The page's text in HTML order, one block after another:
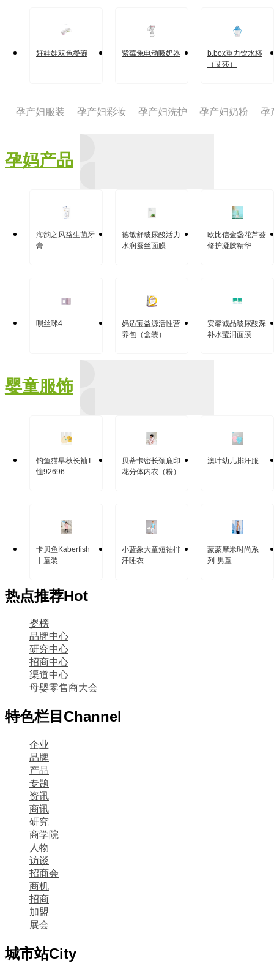
好娃娃双色餐碗 紫莓兔电动吸奶器
b.box重力饮水杯
（艾莎）
孕产妇服装 孕产妇彩妆 孕产妇洗护 孕产妇奶粉 孕
孕妈产品
海韵之风益生菌牙
膏
德敏舒玻尿酸活力
水润蚕丝面膜
欧比信金盏花芦荟
修护凝胶精华
呗丝咪4
妈适宝​益源活性营
养包（盒装）
安馨诚品玻尿酸深
补水莹润面膜
婴童服饰
钓鱼猫早秋长袖T
恤92696
贝蒂卡密长颈鹿印
花分体内衣（粉）
澳叶幼儿排汗服
卡贝鱼Kaberfish
丨童装
小蓝象大童短袖排
汗睡衣
蒙蒙摩米时尚系
列-男童
热点推荐Hot
婴榜
品牌中心
研究中心
招商中心
渠道中心
母婴零售商大会
特色栏目 Channel
企业
品牌
产品
专题
资讯
商讯
研究
商学院
人物
访谈
招商会
商机
招商
加盟
展会
城市站City